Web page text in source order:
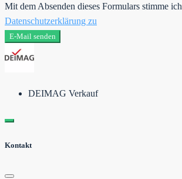
Mit dem Absenden dieses Formulars stimme ich
Datenschutzerklärung zu
E-Mail senden
DEIMAG Verkauf
Kontakt